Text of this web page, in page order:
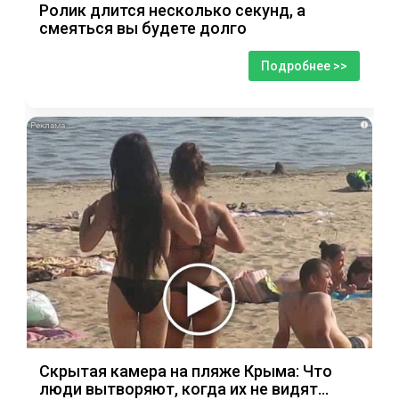
Ролик длится несколько секунд, а
смеяться вы будете долго
Подробнее >>
i
Скрытая камера на пляже Крыма: Что
люди вытворяют, когда их не видят...